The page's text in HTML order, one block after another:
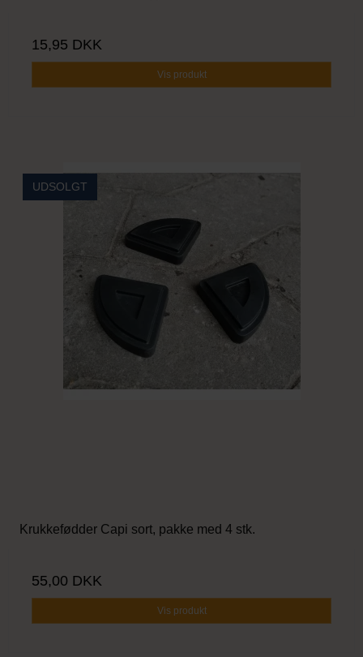
15,95 DKK
Vis produkt
UDSOLGT
Krukkefødder Capi sort, pakke med 4 stk.
55,00 DKK
Vis produkt